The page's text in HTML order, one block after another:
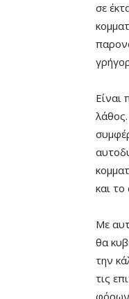
σε
Είναι
και το
Με
θα
την
τις